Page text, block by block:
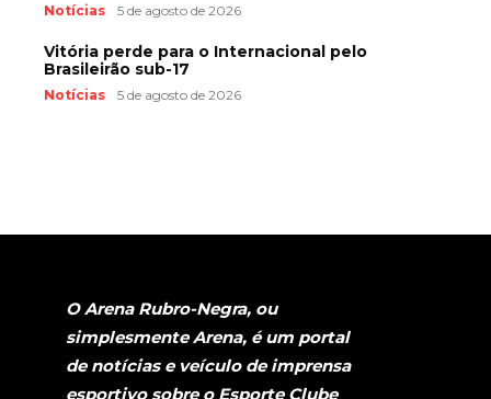
Notícias 5 de agosto de 2026
Vitória perde para o Internacional pelo
Brasileirão sub-17
Notícias 5 de agosto de 2026
O Arena Rubro-Negra, ou
simplesmente Arena, é um portal
de notícias e veículo de imprensa
esportivo sobre o Esporte Clube